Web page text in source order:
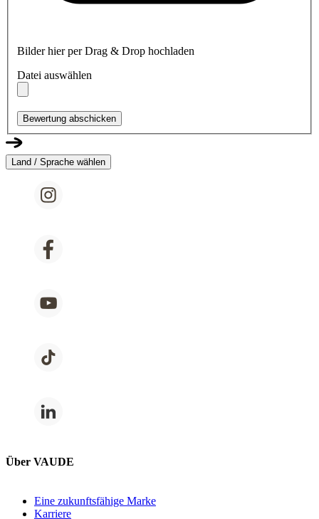
Bilder hier per Drag & Drop hochladen
Datei auswählen
Bewertung abschicken
Land / Sprache wählen
Über VAUDE
Eine zukunftsfähige Marke
Karriere